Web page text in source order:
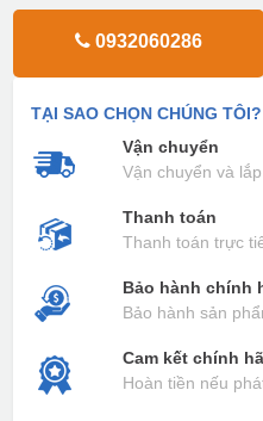
0932060286
TẠI SAO CHỌN CHÚNG TÔI?
Vận chuyển
Vận chuyển và
Thanh toán
Thanh toán trực
Bảo hành chính
Bảo hành sản
Cam kết chính
Hoàn tiền nếu